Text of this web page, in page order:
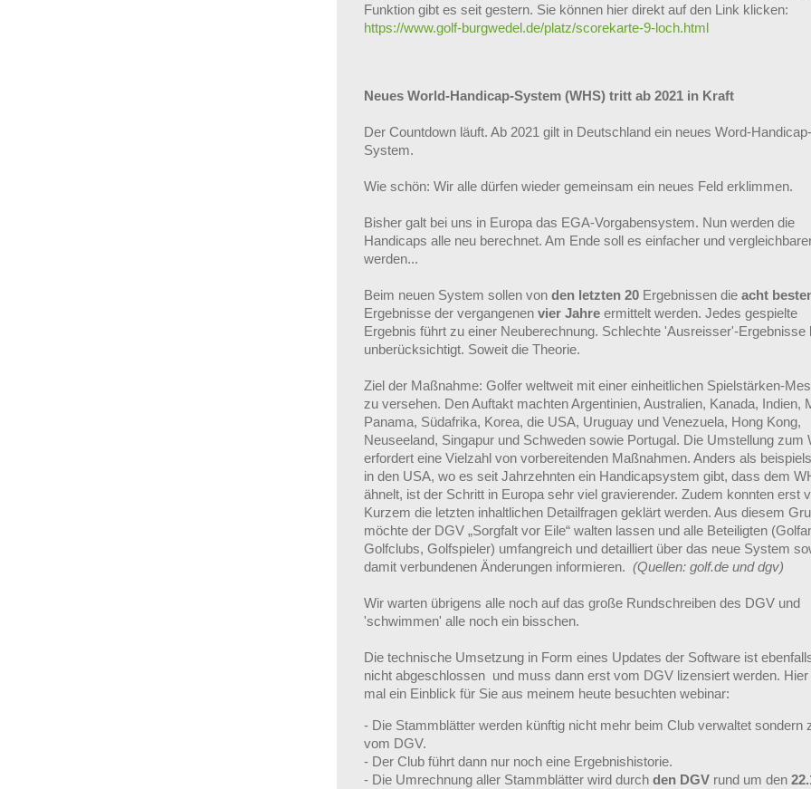
Funktion gibt es seit gestern. Sie können hier direkt auf den Link klicken:
https://www.golf-burgwedel.de/platz/scorekarte-9-loch.html
Neues World-Handicap-System (WHS) tritt ab 2021 in Kraft
Der Countdown läuft. Ab 2021 gilt in Deutschland ein neues Word-Handicap-
System.
Wie schön: Wir alle dürfen wieder gemeinsam ein neues Feld erklimmen.
Bisher galt bei uns in Europa das EGA-Vorgabensystem. Nun werden die
Handicaps alle neu berechnet. Am Ende soll es einfacher und
werden...
Beim neuen System sollen von den letzten 20 Ergebnissen die acht
Ergebnisse der vergangenen vier Jahre ermittelt werden. Jedes gespielte
Ergebnis führt zu einer Neuberechnung. Schlechte 'Ausreisser'-Ergebnisse
unberücksichtigt. Soweit die Theorie.
Ziel der Maßnahme: Golfer weltweit mit einer einheitlichen Spielstärken-
zu versehen. Den Auftakt machten Argentinien, Australien, Kanada, Indien,
Panama, Südafrika, Korea, die USA, Uruguay und Venezuela, Hong Kong,
Neuseeland, Singapur und Schweden sowie Portugal. Die Umstellung zum
erfordert eine Vielzahl von vorbereitenden Maßnahmen. Anders als
in den USA, wo es seit Jahrzehnten ein Handicapsystem gibt, dass dem
ähnelt, ist der Schritt in Europa sehr viel gravierender. Zudem konnten erst
Kurzem die letzten inhaltlichen Detailfragen geklärt werden. Aus diesem
möchte der DGV „Sorgfalt vor Eile“ walten lassen und alle Beteiligten
Golfclubs, Golfspieler) umfangreich und detailliert über das neue System
damit verbundenen Änderungen informieren. (Quellen: golf.de und dgv)
Wir warten übrigens alle noch auf das große Rundschreiben des DGV und
'schwimmen' alle noch ein bisschen.
Die technische Umsetzung in Form eines Updates der Software ist
nicht abgeschlossen und muss dann erst vom DGV lizensiert werden.
mal ein Einblick für Sie aus meinem heute besuchten webinar:
- Die Stammblätter werden künftig nicht mehr beim Club verwaltet sondern
vom DGV.
- Der Club führt dann nur noch eine Ergebnishistorie.
- Die Umrechnung aller Stammblätter wird durch den DGV rund um den